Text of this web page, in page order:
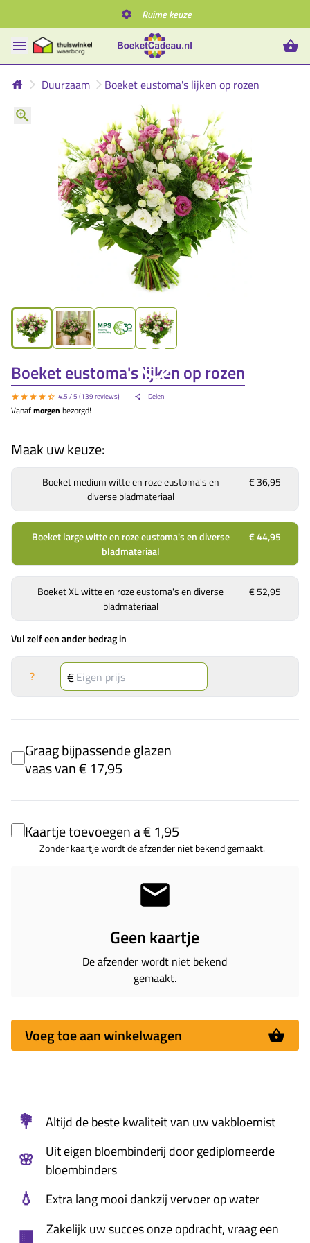
Ruime keuze
Duurzaam Boeket eustoma's lijken op rozen
Boeket eustoma's lijken op rozen
4.5 / 5 (139 reviews) Delen
Vanafmorgen bezorgd!
Maak uw keuze:
Boeket medium witte en roze eustoma's en
diverse bladmateriaal
€ 36,95
Boeket large witte en roze eustoma's en diverse
bladmateriaal
€ 44,95
Boeket XL witte en roze eustoma's en diverse
bladmateriaal
€ 52,95
Vul zelf een ander bedrag in
?
Graag bijpassende glazen
vaas van € 17,95
Kaartje toevoegen a € 1,95
Zonder kaartje wordt de afzender niet bekend gemaakt.
Geen kaartje
De afzender wordt niet bekend
gemaakt.
Voeg toe aan winkelwagen
💐 Altijd de beste kwaliteit van uw vakbloemist
🌸
Uit eigen bloembinderij door gediplomeerde
bloembinders
💧 Extra lang mooi dankzij vervoer op water
🏢
Zakelijk uw succes onze opdracht, vraag een